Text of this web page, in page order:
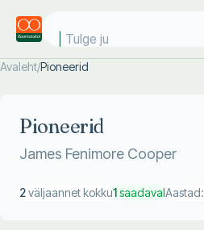
Tulge jub
Avaleht/Pioneerid
Pioneerid
James Fenimore Cooper
2väljaannet kokku1saadavalAastad: